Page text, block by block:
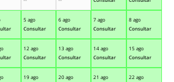
5 ago
Consultar
6 ago
Consultar
7 ago
Consultar
8 ago
Consultar
12 ago
Consultar
13 ago
Consultar
14 ago
Consultar
15 ago
Consultar
19 ago
20 ago
21 ago
22 ago